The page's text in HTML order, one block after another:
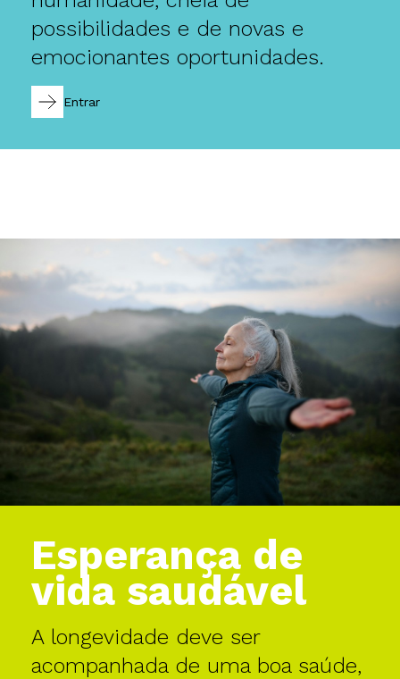
possibilidades e de novas e
emocionantes oportunidades.
Entrar
Esperança de
vida saudável
A longevidade deve ser
acompanhada de uma boa saúde,